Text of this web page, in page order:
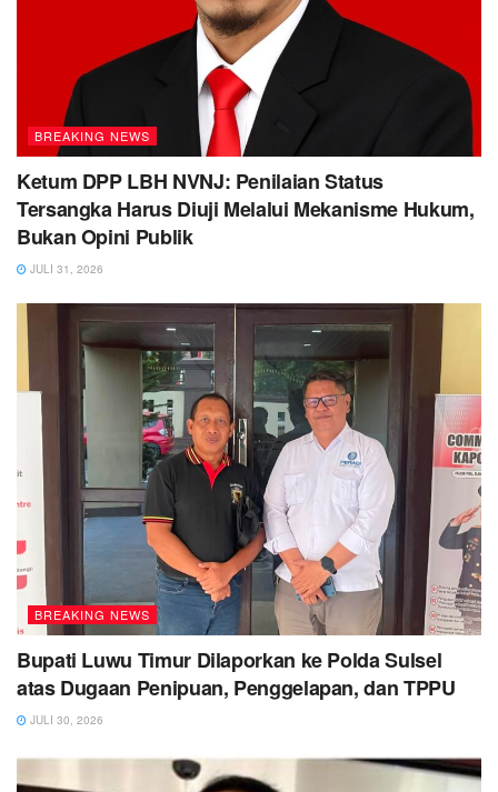
BREAKING NEWS
Ketum DPP LBH NVNJ: Penilaian Status
Tersangka Harus Diuji Melalui Mekanisme Hukum,
Bukan Opini Publik
JULI 31, 2026
BREAKING NEWS
Bupati Luwu Timur Dilaporkan ke Polda Sulsel
atas Dugaan Penipuan, Penggelapan, dan TPPU
JULI 30, 2026